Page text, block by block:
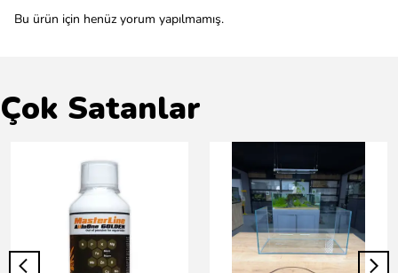
Bu ürün için henüz yorum yapılmamış.
Çok Satanlar